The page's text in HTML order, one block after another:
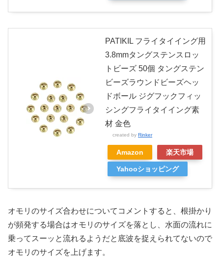
PATIKIL フライタイイング用
3.8mmタングステンスロッ
トビーズ 50個 タングステン
ビーズラウンドビーズヘッ
ドボール ジグフックフィッ
シングフライタイイング素
材 金色
created by Rinker
Amazon 楽天市場
Yahooショッピング
オモリのサイズ合わせについてコメントすると、根掛かり
が頻発する場合はオモリのサイズを落とし、水面の流れに
乗ってスーッと流れるようだと底波を捉えられてないので
オモリのサイズを上げます。